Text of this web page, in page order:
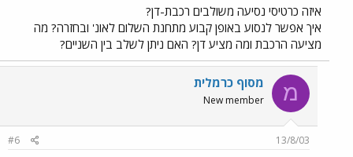
איזה כרטיסי נסיעה משולבים רכבת-דן?
איך אפשר לנסוע באופן קבוע מתחנת השלום לאונ' ובחזרה? מה
מציעה הרכבת ומה מציע דן? האם ניתן לשלב בין השניים?
מ מסוף כרמלית
New member
13/8/03
#6